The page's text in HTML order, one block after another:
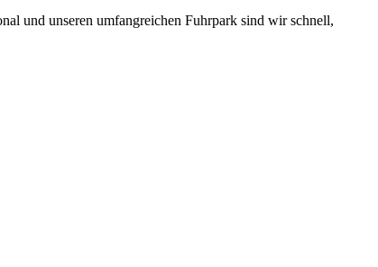
und unseren umfangreichen Fuhrpark sind wir schnell,